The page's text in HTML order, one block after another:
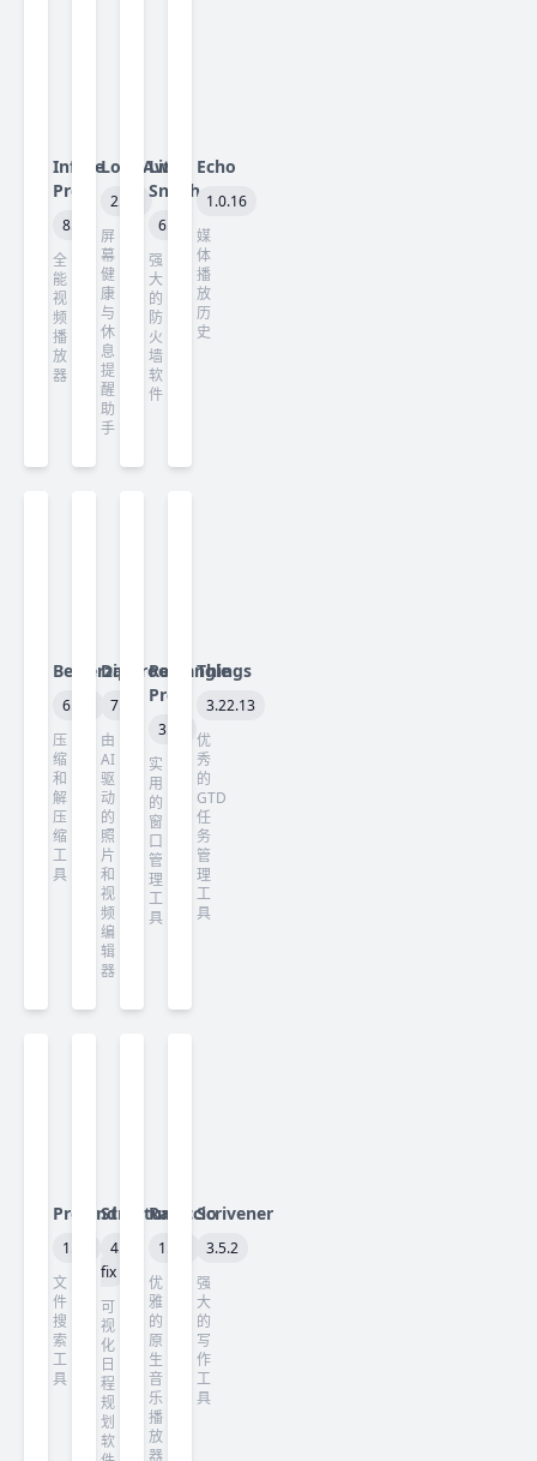
Infuse
Pro
8.5
全
能
视
频
播
放
器
LookAway
2.3.0
屏
幕
健
康
与
休
息
提
醒
助
手
Little
Snitch
6.5
强
大
的
防
火
墙
软
件
Echo
1.0.16
媒
体
播
放
历
史
Betterzip
6.0.4
压
缩
和
解
压
缩
工
具
Darkroom
7.3
由
AI
驱
动
的
照
片
和
视
频
编
辑
器
Rectangle
Pro
3.82
实
用
的
窗
口
管
理
工
具
Things
3.22.13
优
秀
的
GTD
任
务
管
理
工
具
ProFind
1.40
文
件
搜
索
工
具
Structured
4.5.3
fix
可
视
化
日
程
规
划
软
Radiccio
1.4.2
优
雅
的
原
生
音
乐
播
放
器
Scrivener
3.5.2
强
大
的
写
作
工
具